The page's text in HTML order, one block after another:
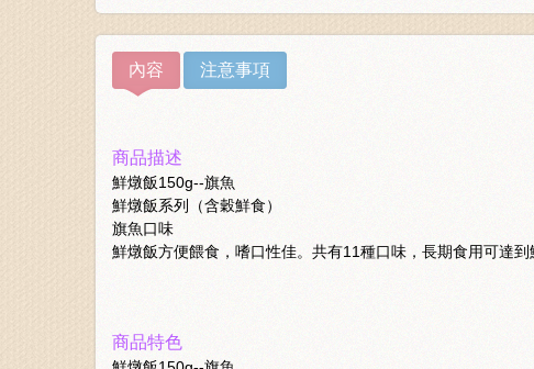
內容 注意事項
商品描述
鮮燉飯150g--旗魚
鮮燉飯系列（含穀鮮食）
旗魚口味
鮮燉飯方便餵食，嗜口性佳。共有11種口味，長期食用可達到
商品特色